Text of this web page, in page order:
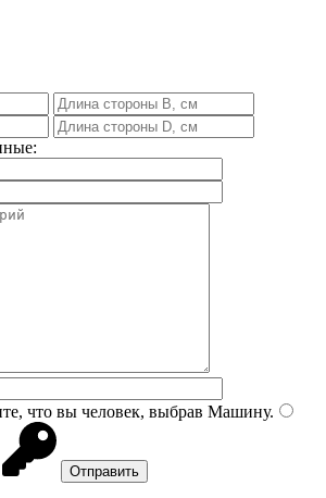
что вы человек, выбрав Машину.